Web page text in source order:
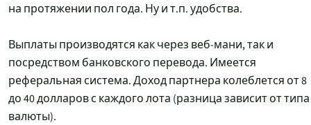
на протяжении пол года. Ну и т.п. удобства.
Выплаты производятся как через веб-мани, так и
посредством банковского перевода. Имеется
реферальная система. Доход партнера колеблется от 8
до 40 долларов с каждого лота (разница зависит от типа
валюты).